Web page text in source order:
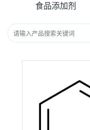
食品添加剂